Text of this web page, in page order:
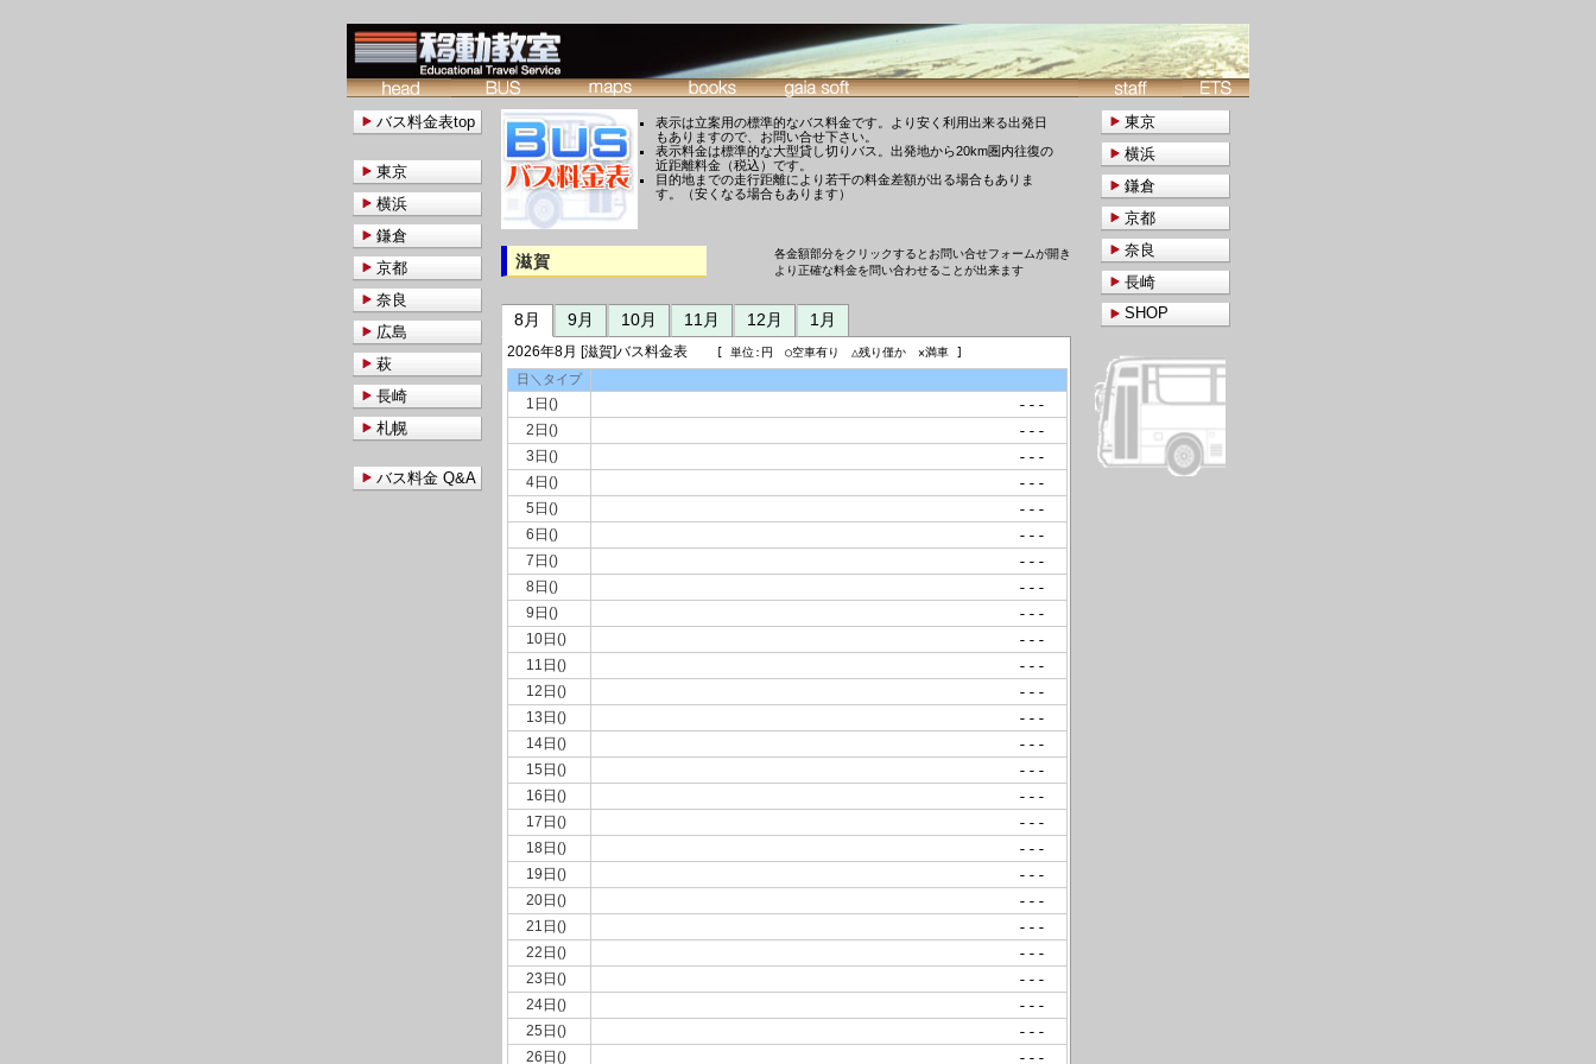
表示は立案用の標準的なバス料金です。より安く利用出来る出発日
もありますので、お問い合せ下さい。
表示料金は標準的な大型貸し切りバス。出発地から20km圏内往復の
近距離料金（税込）です。
目的地までの走行距離により若干の料金差額が出る場合もありま
す。（安くなる場合もあります）
滋賀
各金額部分をクリックするとお問い合せフォームが開き
より正確な料金を問い合わせることが出来ます
8月 9月 10月 11月 12月 1月
2026年8月 [滋賀]バス料金表 [ 単位:円 ○空車有り △残り僅か ×満車 ]
日＼タイプ
1日() ---
2日() ---
3日() ---
4日() ---
5日() ---
6日() ---
7日() ---
8日() ---
9日() ---
10日() ---
11日() ---
12日() ---
13日() ---
14日() ---
15日() ---
16日() ---
17日() ---
18日() ---
19日() ---
20日() ---
21日() ---
22日() ---
23日() ---
24日() ---
25日() ---
26日() ---
東京
横浜
鎌倉
京都
奈良
長崎
SHOP
バス料金表top
東京
横浜
鎌倉
京都
奈良
広島
萩
長崎
札幌
バス料金 Q&A